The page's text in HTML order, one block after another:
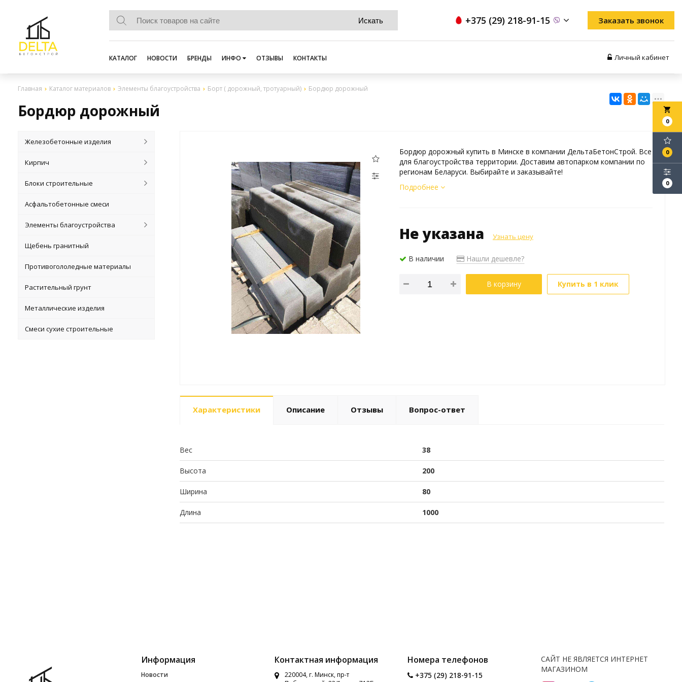
+375 (29) 218-91-15 Заказать звонок
КАТАЛОГ НОВОСТИ БРЕНДЫ ИНФО ОТЗЫВЫ КОНТАКТЫ Личный кабинет
Главная Каталог материалов Элементы благоустройства Борт ( дорожный, тротуарный) Бордюр дорожный
Бордюр дорожный local_grocery_store
0
0
0
Железобетонные изделия
Кирпич
Блоки строительные
Асфальтобетонные смеси
Элементы благоустройства
Щебень гранитный
Противогололедные материалы
Растительный грунт
Металлические изделия
Смеси сухие строительные
Бордюр дорожный купить в Минске в компании ДельтаБетонСтрой. Все
для благоустройства территории. Доставим автопарком компании по
регионам Беларуси. Выбирайте и заказывайте!
Подробнее
Не указана Узнать цену
В наличии Нашли дешевле?
В корзину Купить в 1 клик
Характеристики Описание Отзывы Вопрос-ответ
Вес 38
Высота 200
Ширина 80
Длина 1000
Информация
Новости
Контактная информация
220004, г. Минск, пр-т
Номера телефонов
+375 (29) 218-91-15
САЙТ НЕ ЯВЛЯЕТСЯ ИНТЕРНЕТ
МАГАЗИНОМ